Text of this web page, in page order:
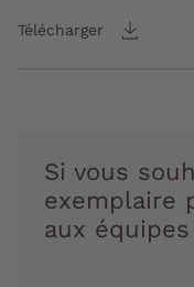
Télécharger
Si vous
exemplaire
aux équipes